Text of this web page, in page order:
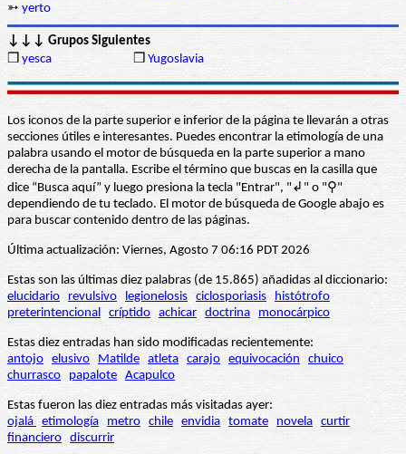
➳ yerto
↓↓↓ Grupos Siguientes
❒ yesca ❒ Yugoslavia
Los iconos de la parte superior e inferior de la página te llevarán a otras
secciones útiles e interesantes. Puedes encontrar la etimología de una
palabra usando el motor de búsqueda en la parte superior a mano
derecha de la pantalla. Escribe el término que buscas en la casilla que
dice “Busca aquí” y luego presiona la tecla "Entrar", "↲" o "⚲"
dependiendo de tu teclado. El motor de búsqueda de Google abajo es
para buscar contenido dentro de las páginas.
Última actualización: Viernes, Agosto 7 06:16 PDT 2026
Estas son las últimas diez palabras (de 15.865) añadidas al diccionario:
elucidario
revulsivo legionelosis ciclosporiasis
histótrofo
preterintencional críptido achicar doctrina monocárpico
Estas diez entradas han sido modificadas recientemente:
antojo elusivo Matilde atleta carajo equivocación
chuico
churrasco
papalote Acapulco
Estas fueron las diez entradas más visitadas ayer:
ojalá etimología metro chile envidia tomate novela curtir
financiero discurrir